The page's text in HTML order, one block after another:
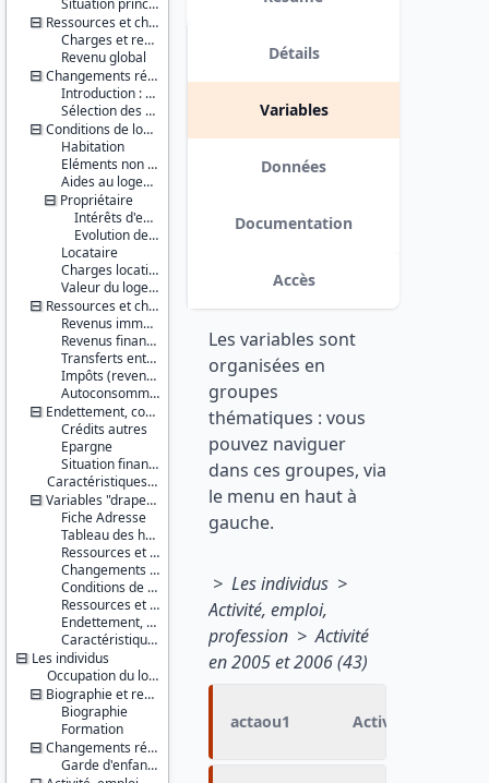
- 2006
Version 6 : correction des variables
MRFLOG (montant possédé en
épargne logement) et MRFVAL
mobilières). date : 2015-02-02
Situation principale vis-à-vis du travail
Ressources et charges en période courante
Charges et ressources relationnelles
Revenu global
Changements récents et jeunes enfants
Introduction : changement de composition du ménage
Sélection des allocataires des prestations familiales
Conditions de logement (résidence principale)
Habitation
Eléments non monétaires
Aides au logement
Propriétaire
Intérêts d'emprunt
Evolution des caractéristiques d'emprunts depuis l'enquête précédente
Locataire
Charges locatives et autres charges
Valeur du logement
Ressources et charges (en 2005)
Revenus immobiliers ou fonciers
Revenus financiers
Transferts entre ménages
Impôts (revenu, locaux, fortune) / Prime pour l'emploi
Autoconsommation
Endettement, confort financier (en 2006)
Crédits autres
Epargne
Situation financière
Caractéristiques d'enquête
Variables "drapeau"
Fiche Adresse
Tableau des habitants du logement
Ressources et charges en période courante
Changements récents et jeunes enfants
Conditions de logement (résidence principale)
Ressources et charges (en 2005)
Endettement, confort financier (en 2006)
Caractéristiques d'enquête
Les individus
Occupation du logement
Biographie et ressources culturelles
Biographie
Formation
Changements récents et jeunes enfants
Garde d'enfants âgés de 12 ans ou moins
doi:10.13144/lil-
0457
Thèmes :
Conditions
de vie et
société
Salaire et
revenus
Série :
Statistiques
sur les
ressources
et
conditions
de vie
(SRCV)
Couverture
géographique :
France
métropolitaine
Producteur :
INSEE
Diffuseur :
Progedo-
Adisp
Détails
Variables
Données
Documentation
Accès
Les variables sont
organisées en
groupes
thématiques : vous
pouvez naviguer
dans ces groupes, via
le menu en haut à
gauche.
> Les individus >
Activité, emploi,
profession > Activité
en 2005 et 2006 (43)
actaou1 Activité courant